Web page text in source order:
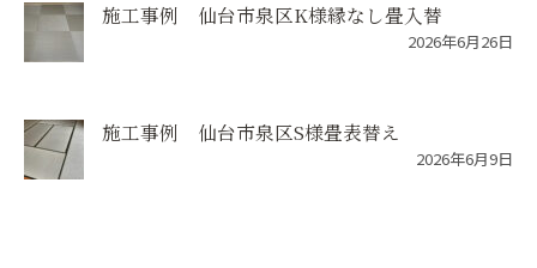
施工事例 仙台市泉区K様縁なし畳入替
2026年6月26日
施工事例 仙台市泉区S様畳表替え
2026年6月9日